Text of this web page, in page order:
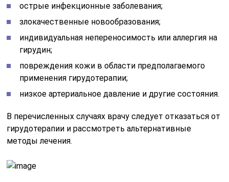
острые инфекционные заболевания;
злокачественные новообразования;
индивидуальная непереносимость или аллергия на
гирудин;
повреждения кожи в области предполагаемого
применения гирудотерапии;
низкое артериальное давление и другие состояния.
В перечисленных случаях врачу следует отказаться от
гирудотерапии и рассмотреть альтернативные
методы лечения.